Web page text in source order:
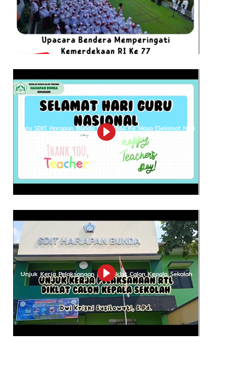
Profil
Visi Misi
Struktur Organisasi
Akses Cepat
Pendaftaran
Pengumuman
Testimoni
Ikuti Kami
Copyright © 2022 SD IT Harapan Bunda